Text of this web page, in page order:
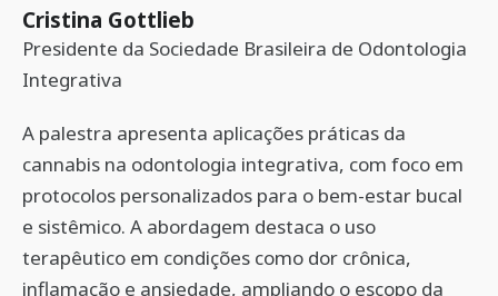
Cristina Gottlieb
Presidente da Sociedade Brasileira de Odontologia
Integrativa
A palestra apresenta aplicações práticas da
cannabis na odontologia integrativa, com foco em
protocolos personalizados para o bem-estar bucal
e sistêmico. A abordagem destaca o uso
terapêutico em condições como dor crônica,
inflamação e ansiedade, ampliando o escopo da